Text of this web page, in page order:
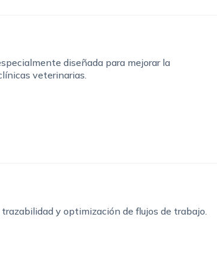
diseñada para mejorar la
veterinarias.
y optimización de flujos de trabajo.